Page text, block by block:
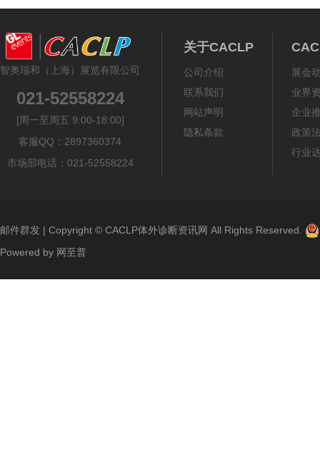
智奥瑞和（上海）展览有限公司
021-52558224
[周一至周五 9:00-18:00]
客服QQ：2897360374
市场部电话：021-52558224
关于CACLP
公司介绍
联系我们
网站声明
隐私条款
展会
业界
企业
政策
行业
邮件群发 | Copyright © CACLP体外诊断资讯网 All Rights Reserved.
Powered by 网至普